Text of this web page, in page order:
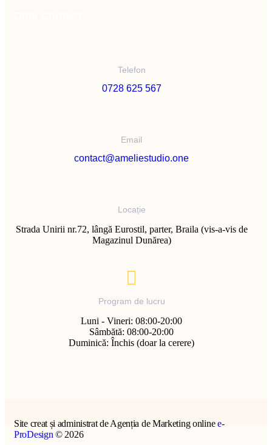
Telefon
0728 625 567
Email
contact@ameliestudio.one
Locație
Strada Unirii nr.72, lângă Eurostil, parter, Braila (vis-a-vis de
Magazinul Dunărea)
Program de lucru
Luni - Vineri: 08:00-20:00
Sâmbătă: 08:00-20:00
Duminică: Închis (doar la cerere)
Site creat și administrat de Agenția de Marketing onlinee-
ProDesign © 2026